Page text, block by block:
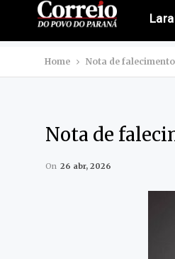
Home Nota de falecimento
Nota de
On 26 abr, 2026